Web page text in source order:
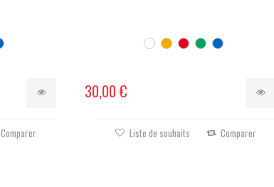
Comparer
30,00 €
Liste de souhaits Comparer